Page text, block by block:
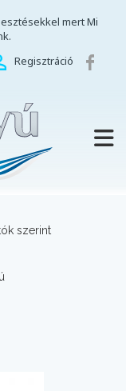
mert Mi
Regisztráció
szerint